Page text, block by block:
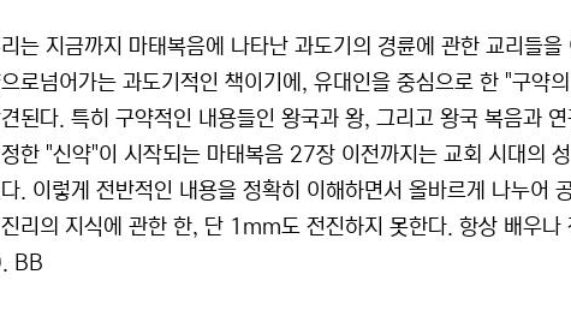
는 지금까지 마태복음에 나타난 과도기의 경륜에 관한 교리들
로넘어가는 과도기적인 책이기에, 유대인을 중심으로 한 "구약
된다. 특히 구약적인 내용들인 왕국과 왕, 그리고 왕국 복음과
한 "신약"이 시작되는 마태복음 27장 이전까지는 교회 시대의
. 이렇게 전반적인 내용을 정확히 이해하면서 올바르게 나누어
리의 지식에 관한 한, 단 1mm도 전진하지 못한다. 항상 배우
BB